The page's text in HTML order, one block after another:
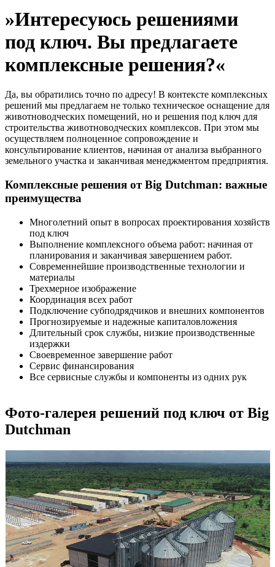
»Интересуюсь решениями
под ключ. Вы предлагаете
комплексные решения?«
Да, вы обратились точно по адресу! В контексте комплексных
решений мы предлагаем не только техническое оснащение для
животноводческих помещений, но и решения под ключ для
строительства животноводческих комплексов. При этом мы
осуществляем полноценное сопровождение и
консультирование клиентов, начиная от анализа выбранного
земельного участка и заканчивая менеджментом предприятия.
Комплексные решения от Big Dutchman: важные
преимущества
Многолетний опыт в вопросах проектирования хозяйств
под ключ
Выполнение комплексного объема работ: начиная от
планирования и заканчивая завершением работ.
Современнейшие производственные технологии и
материалы
Трехмерное изображение
Координация всех работ
Подключение субподрядчиков и внешних компонентов
Прогнозируемые и надежные капиталовложения
Длительный срок службы, низкие производственные
издержки
Своевременное завершение работ
Сервис финансирования
Все сервисные службы и компоненты из одних рук
Фото-галерея решений под ключ от Big
Dutchman